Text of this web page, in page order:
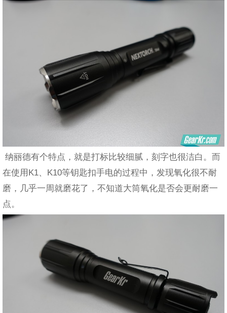
纳丽德有个特点，就是打标比较细腻，刻字也很洁白。而
在使用K1、K10等钥匙扣手电的过程中，发现氧化很不耐
磨，几乎一周就磨花了，不知道大筒氧化是否会更耐磨一
点。